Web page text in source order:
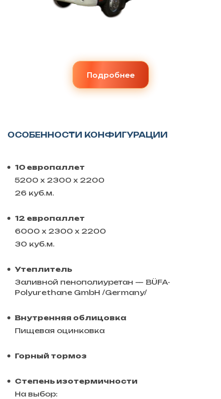
Подробнее
ОСОБЕННОСТИ КОНФИГУРАЦИИ
10 европаллет
5200 х 2300 х 2200
26 куб.м.
12 европаллет
6000 х 2300 х 2200
30 куб.м.
Утеплитель
Заливной пенополиуретан — BÜFA-
Polyurethane GmbH /Germany/
Внутренняя облицовка
Пищевая оцинковка
Горный тормоз
Степень изотермичности
На выбор: